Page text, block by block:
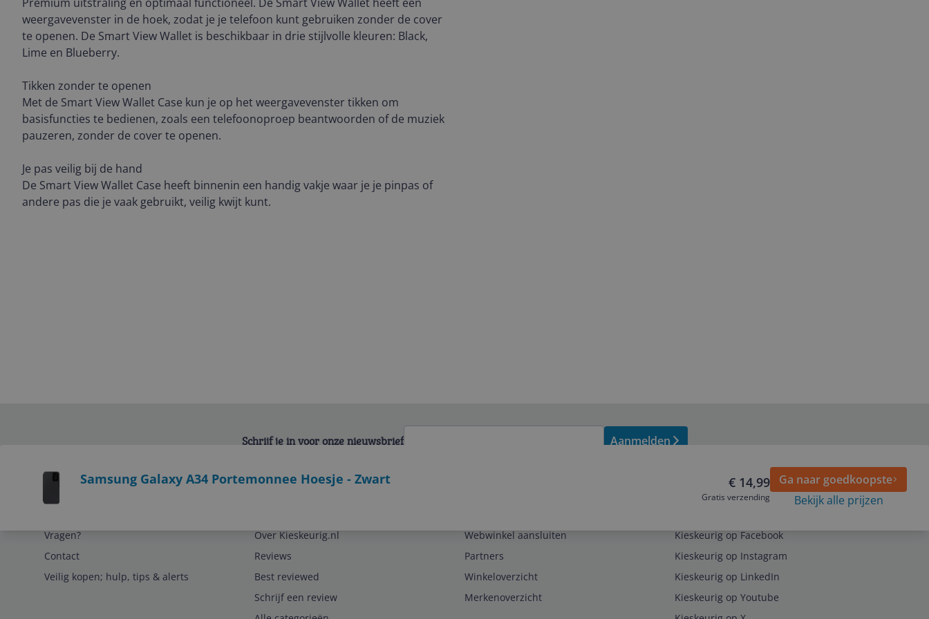
weergavevenster in de hoek, zodat je je telefoon kunt gebruiken zonder de cover
te openen. De Smart View Wallet is beschikbaar in drie stijlvolle kleuren: Black,
Lime en Blueberry.
Tikken zonder te openen
Met de Smart View Wallet Case kun je op het weergavevenster tikken om
basisfuncties te bedienen, zoals een telefoonoproep beantwoorden of de muziek
pauzeren, zonder de cover te openen.
Je pas veilig bij de hand
De Smart View Wallet Case heeft binnenin een handig vakje waar je je pinpas of
andere pas die je vaak gebruikt, veilig kwijt kunt.
Samsung Galaxy A34 Portemonnee Hoesje - Zwart € 14,99
Gratis verzending
Ga naar goedkoopste
Bekijk alle prijzen
Schrijf je in voor onze nieuwsbrief Aanmelden
Vragen?
Contact
Veilig kopen; hulp, tips & alerts
Over Kieskeurig.nl
Reviews
Best reviewed
Schrijf een review
Webwinkel aansluiten
Partners
Winkeloverzicht
Merkenoverzicht
Kieskeurig op Facebook
Kieskeurig op Instagram
Kieskeurig op LinkedIn
Kieskeurig op Youtube